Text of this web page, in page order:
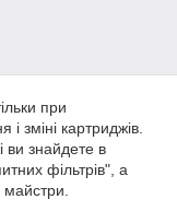
при
зміні картриджів.
ви знайдете в
фільтрів", а